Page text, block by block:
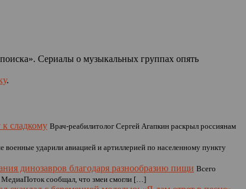
Сериалы о музыкальных группах опять
.
сладкому Врач-реабилитолог Сергей Агапкин раскрыл россиянам
военные ударили авиацией и артиллерией по населенному пункту
динозавров благодаря разнообразию пищи Всего
МедиаПоток сообщал, что змеи смогли […]